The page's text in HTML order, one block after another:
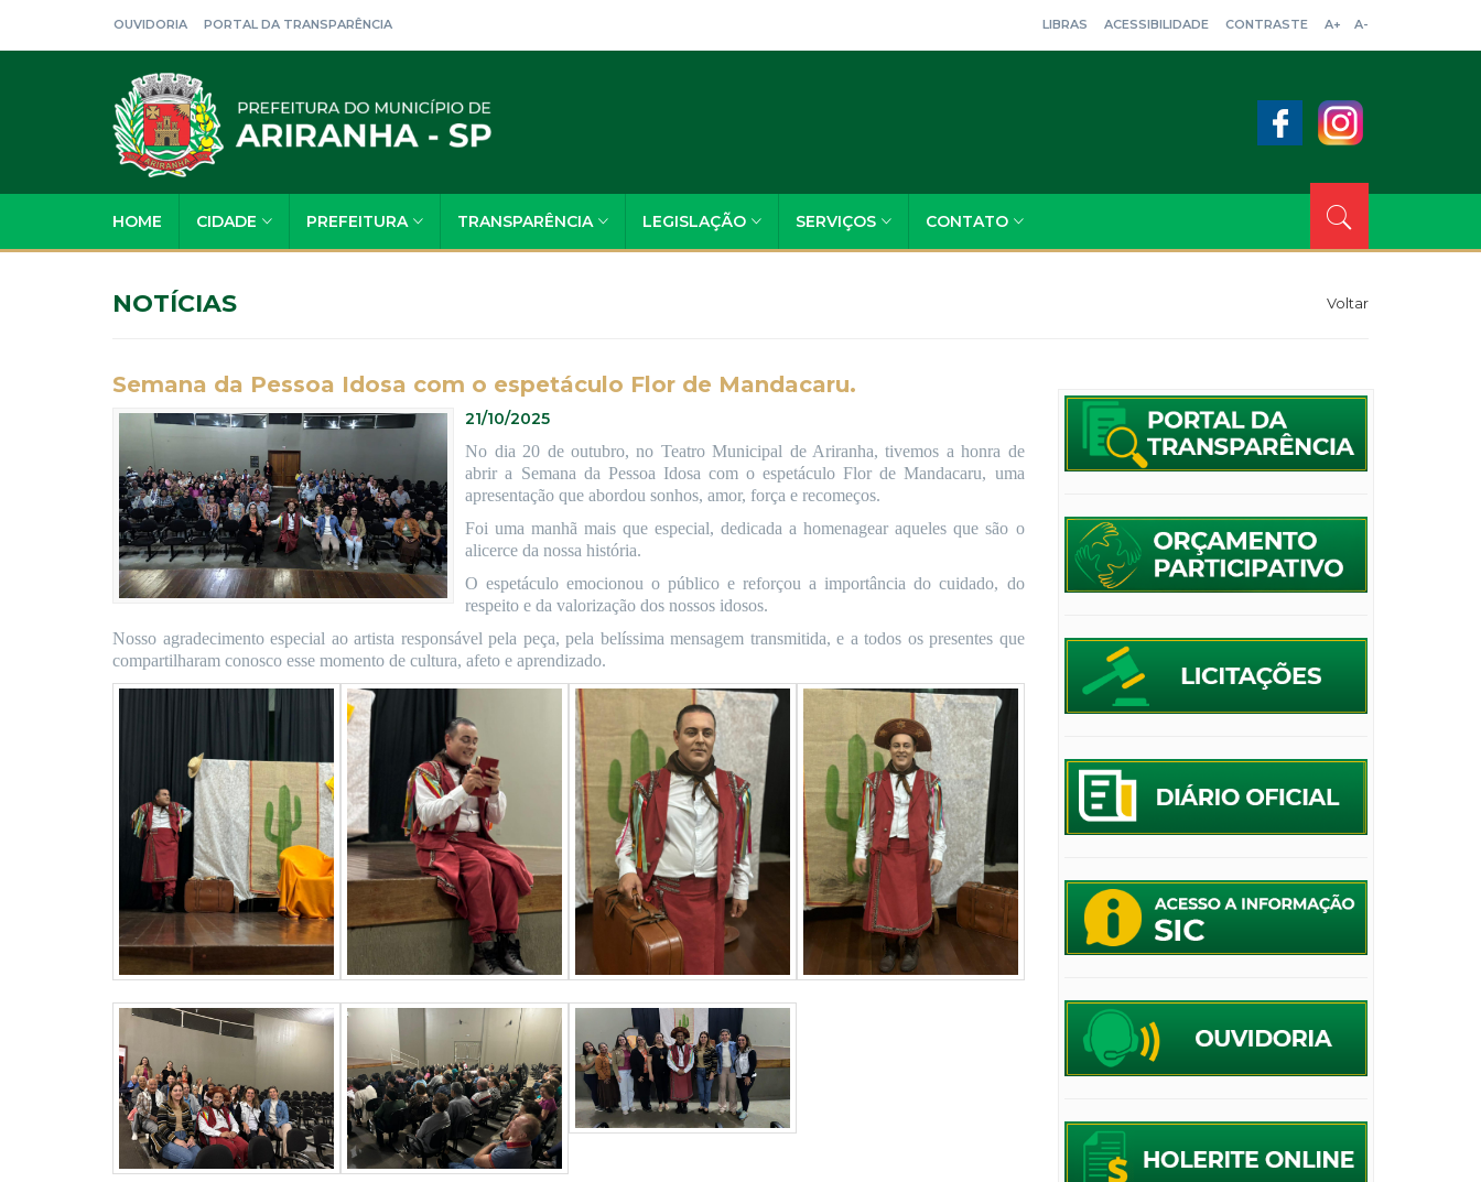
OUVIDORIA PORTAL DA TRANSPARÊNCIA LIBRAS ACESSIBILIDADE CONTRASTE A+ A-
HOME CIDADE PREFEITURA TRANSPARÊNCIA LEGISLAÇÃO SERVIÇOS CONTATO
NOTÍCIAS Voltar
Semana da Pessoa Idosa com o espetáculo Flor de Mandacaru.
21/10/2025
No dia 20 de outubro, no Teatro Municipal de Ariranha, tivemos a honra de
abrir a Semana da Pessoa Idosa com o espetáculo Flor de Mandacaru, uma
apresentação que abordou sonhos, amor, força e recomeços.
Foi uma manhã mais que especial, dedicada a homenagear aqueles que são o
alicerce da nossa história.
O espetáculo emocionou o público e reforçou a importância do cuidado, do
respeito e da valorização dos nossos idosos.
Nosso agradecimento especial ao artista responsável pela peça, pela belíssima mensagem transmitida, e a todos os presentes que
compartilharam conosco esse momento de cultura, afeto e aprendizado.